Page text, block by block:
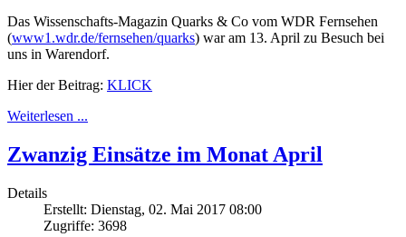
Das Wissenschafts-Magazin Quarks & Co vom WDR Fernsehen
(www1.wdr.de/fernsehen/quarks) war am 13. April zu Besuch bei
uns in Warendorf.
Hier der Beitrag: KLICK
Weiterlesen ...
Zwanzig Einsätze im Monat April
Details
Erstellt: Dienstag, 02. Mai 2017 08:00
Zugriffe: 3698